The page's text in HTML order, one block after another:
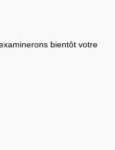
bientôt votre